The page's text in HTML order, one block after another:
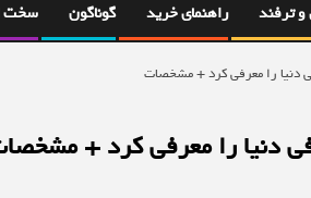
ترفند راهنمای خرید گوناگون سخت